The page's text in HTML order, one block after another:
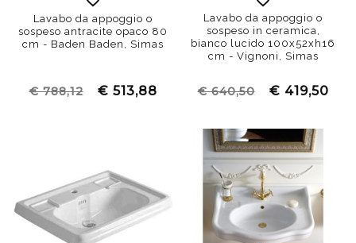
Lavabo da appoggio o
sospeso antracite opaco 80
cm - Baden Baden, Simas
€ 788,12 € 513,88
Lavabo da appoggio o
sospeso in ceramica,
bianco lucido 100x52xh16
cm - Vignoni, Simas
€ 640,50 € 419,50